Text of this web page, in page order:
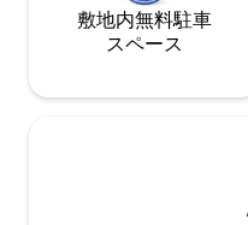
敷地内無料駐⁠車
ス⁠ペ⁠ー⁠ス